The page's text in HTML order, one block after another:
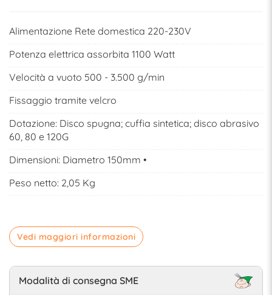
Alimentazione Rete domestica 220-230V
Potenza elettrica assorbita 1100 Watt
Velocità a vuoto 500 - 3.500 g/min
Fissaggio tramite velcro
Dotazione: Disco spugna; cuffia sintetica; disco abrasivo
60, 80 e 120G
Dimensioni: Diametro 150mm •
Peso netto: 2,05 Kg
Vedi maggiori informazioni
Modalità di consegna SME